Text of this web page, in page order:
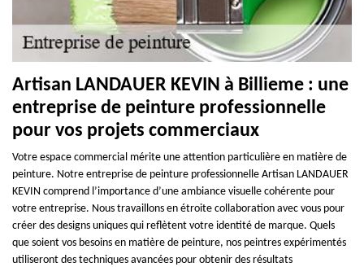
Artisan LANDAUER KEVIN à Billieme : une
entreprise de peinture professionnelle
pour vos projets commerciaux
Votre espace commercial mérite une attention particulière en matière de
peinture. Notre entreprise de peinture professionnelle Artisan LANDAUER
KEVIN comprend l’importance d’une ambiance visuelle cohérente pour
votre entreprise. Nous travaillons en étroite collaboration avec vous pour
créer des designs uniques qui reflètent votre identité de marque. Quels
que soient vos besoins en matière de peinture, nos peintres expérimentés
utiliseront des techniques avancées pour obtenir des résultats